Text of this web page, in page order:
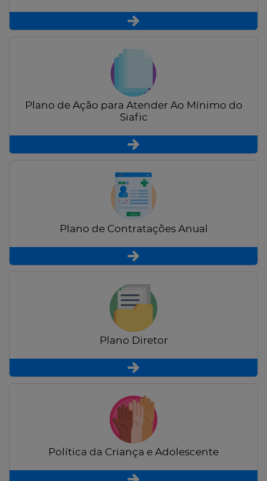
Plano de Ação para Atender Ao Mínimo do
Siafic
Plano de Contratações Anual
Plano Diretor
Política da Criança e Adolescente